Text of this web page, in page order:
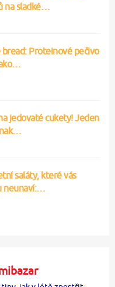
na sladké…
bread: Proteinové pečivo
jedovaté cukety! Jeden
saláty, které vás
neunaví:…